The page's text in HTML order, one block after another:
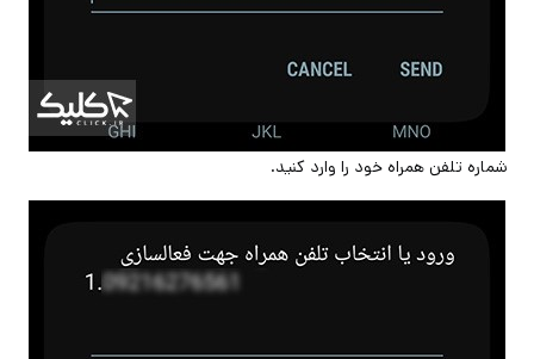
شماره تلفن همراه خود را وارد کنید.